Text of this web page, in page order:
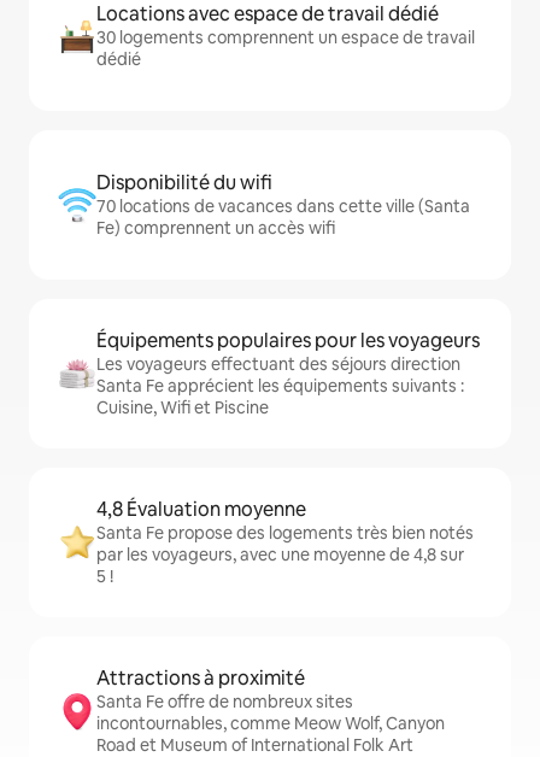
Locations avec espace de travail dédié
30 logements comprennent un espace de travail
dédié
Disponibilité du wifi
70 locations de vacances dans cette ville (Santa
Fe) comprennent un accès wifi
Équipements populaires pour les voyageurs
Les voyageurs effectuant des séjours direction
Santa Fe apprécient les équipements suivants :
Cuisine, Wifi et Piscine
4,8 Évaluation moyenne
Santa Fe propose des logements très bien notés
par les voyageurs, avec une moyenne de 4,8 sur
5 !
Attractions à proximité
Santa Fe offre de nombreux sites
incontournables, comme Meow Wolf, Canyon
Road et Museum of International Folk Art